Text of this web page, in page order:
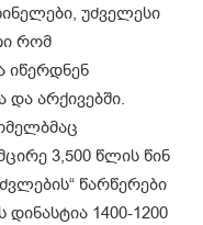
უძველესი
რომ
იწერდნენ
და არქივებში.
3,500 წლის წინ
წარწერები
დინასტია 1400-1200